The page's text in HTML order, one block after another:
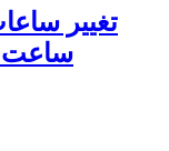
تغییر